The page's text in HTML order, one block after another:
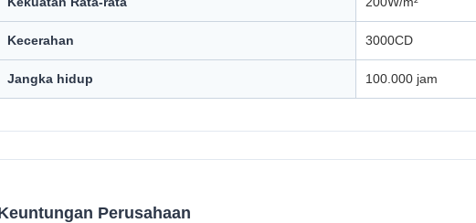
Kecerahan 3000CD
Jangka hidup 100.000 jam
Perusahaan